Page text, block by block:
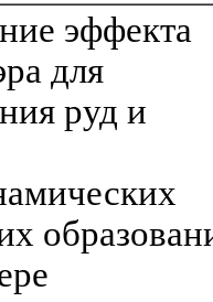
эффекта
для
руд и